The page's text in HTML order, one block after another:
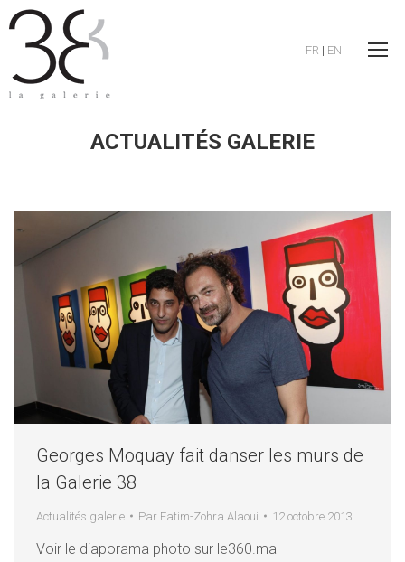
FR | EN
ACTUALITÉS GALERIE
Georges Moquay fait danser les murs de
la Galerie 38
Actualités galerie Par Fatim-Zohra Alaoui 12 octobre 2013
Voir le diaporama photo sur le360.ma